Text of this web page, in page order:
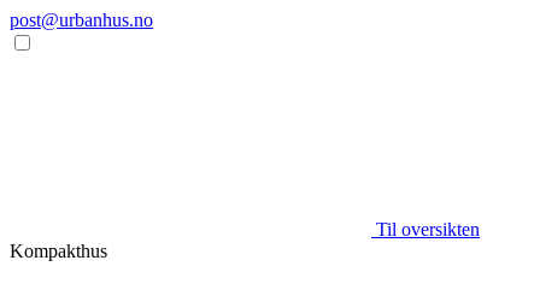
post@urbanhus.no
Til oversikten
Kompakthus